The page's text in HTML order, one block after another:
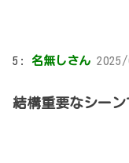
5: 名無しさん
結構重要なシー